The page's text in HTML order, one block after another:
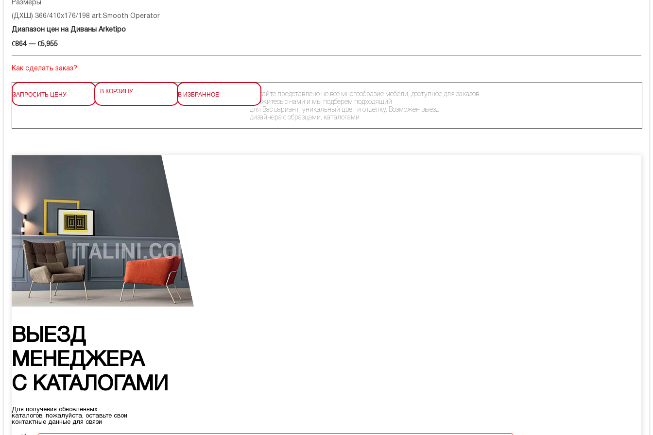
Размеры
(ДХШ) 366/410x176/198 art.Smooth Operator
Диапазон цен на Диваны Arketipo
€864 — €5,955
Как сделать заказ?
ЗАПРОСИТЬ ЦЕНУ В КОРЗИНУ В ИЗБРАННОЕ
На сайте представлено не все многообразие мебели, доступное для заказов.
Свяжитесь с нами и мы подберем подходящий
для Вас вариант, уникальный цвет и отделку. Возможен выезд
дизайнера с образцами, каталогами
ВЫЕЗД
МЕНЕДЖЕРА
С КАТАЛОГАМИ
Для получения обновленных
каталогов, пожалуйста, оставьте свои
контактные данные для связи